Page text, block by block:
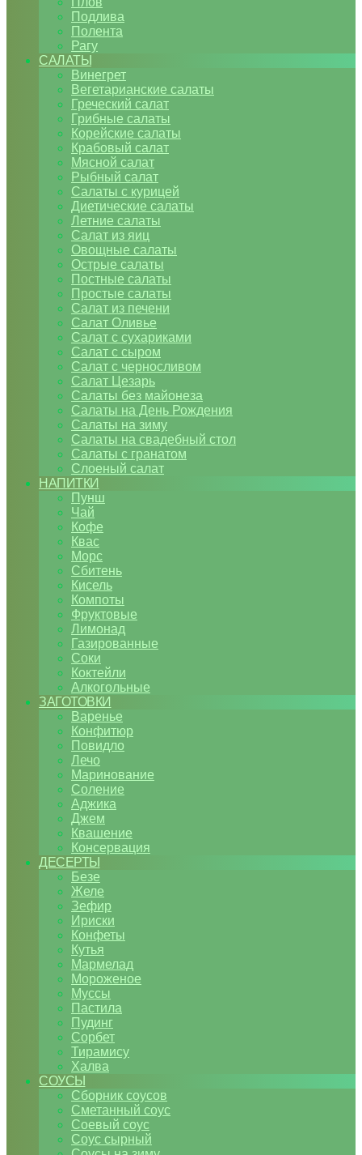
Подлива
Полента
Рагу
САЛАТЫ
Винегрет
Вегетарианские салаты
Греческий салат
Грибные салаты
Корейские салаты
Крабовый салат
Мясной салат
Рыбный салат
Салаты с курицей
Диетические салаты
Летние салаты
Салат из яиц
Овощные салаты
Острые салаты
Постные салаты
Простые салаты
Салат из печени
Салат Оливье
Салат с сухариками
Салат с сыром
Салат с черносливом
Салат Цезарь
Салаты без майонеза
Салаты на День Рождения
Салаты на зиму
Салаты на свадебный стол
Салаты с гранатом
Слоеный салат
НАПИТКИ
Пунш
Чай
Кофе
Квас
Морс
Сбитень
Кисель
Компоты
Фруктовые
Лимонад
Газированные
Соки
Коктейли
Алкогольные
ЗАГОТОВКИ
Варенье
Конфитюр
Повидло
Лечо
Маринование
Соление
Аджика
Джем
Квашение
Консервация
ДЕСЕРТЫ
Безе
Желе
Зефир
Ириски
Конфеты
Кутья
Мармелад
Мороженое
Муссы
Пастила
Пудинг
Сорбет
Тирамису
Халва
СОУСЫ
Сборник соусов
Сметанный соус
Соевый соус
Соус сырный